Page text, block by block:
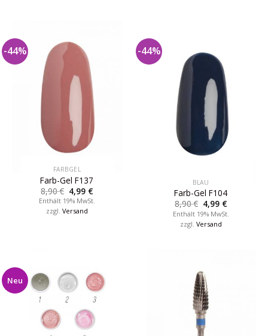
-44%
FARBGEL
Farb-Gel F137
8,90€ 4,99 €
Enthält 19% MwSt.
zzgl. Versand
-44%
BLAU
Farb-Gel F104
8,90€ 4,99 €
Enthält 19% MwSt.
zzgl. Versand
Neu